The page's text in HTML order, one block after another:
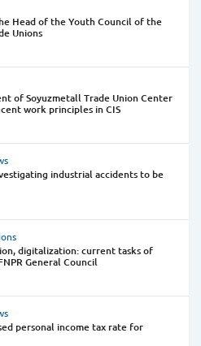
Head of the Youth Council of the
Unions
of Soyuzmetall Trade Union Center
work principles in CIS
industrial accidents to be
digitalization: current tasks of
General Council
personal income tax rate for